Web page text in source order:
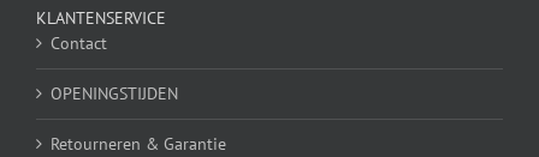
KLANTENSERVICE
Contact
OPENINGSTIJDEN
Retourneren & Garantie